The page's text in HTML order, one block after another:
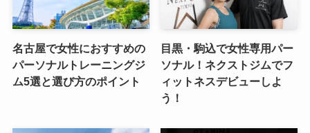
名古屋で女性におすすめの
パーソナルトレーニングジ
ム5選と選び方のポイント
目黒・駒込で女性専用パー
ソナル！ネクストジムでフ
ィットネスデビューしよ
う！